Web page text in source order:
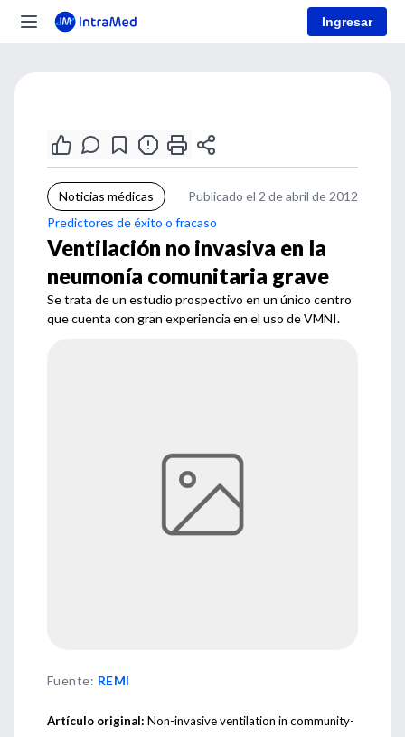
Ingresar
Noticias médicas
Publicado el 2 de abril de 2012
Predictores de éxito o fracaso
Ventilación no invasiva en la
neumonía comunitaria grave
Se trata de un estudio prospectivo en un único centro
que cuenta con gran experiencia en el uso de VMNI.
Fuente: REMI
Artículo original: Non-invasive ventilation in community-